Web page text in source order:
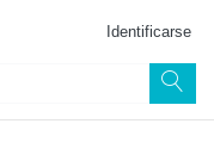
Identificarse